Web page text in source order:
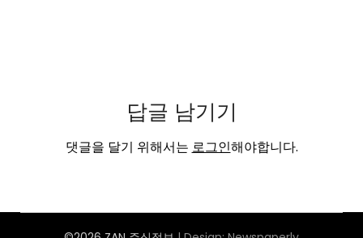
답글 남기기
댓글을 달기 위해서는 로그인해야합니다.